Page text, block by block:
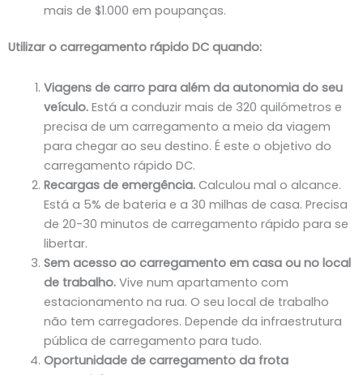
mais de $1.000 em poupanças.
Utilizar o carregamento rápido DC quando:
Viagens de carro para além da autonomia do seu
veículo.Está a conduzir mais de 320 quilómetros e
precisa de um carregamento a meio da viagem
para chegar ao seu destino. É este o objetivo do
carregamento rápido DC.
Recargas de emergência.Calculou mal o alcance.
Está a 5% de bateria e a 30 milhas de casa. Precisa
de 20-30 minutos de carregamento rápido para se
libertar.
Sem acesso ao carregamento em casa ou no local
de trabalho.Vive num apartamento com
estacionamento na rua. O seu local de trabalho
não tem carregadores. Depende da infraestrutura
pública de carregamento para tudo.
Oportunidade de carregamento da frota